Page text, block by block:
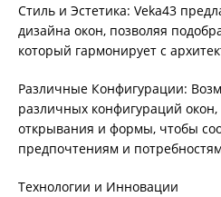
Стиль и Эстетика: Veka43
дизайна окон, позволяя
который гармонирует с
Различные Конфигурации:
различных конфигураций
открывания и формы, чтобы
предпочтениям и
Технологии и Инновации